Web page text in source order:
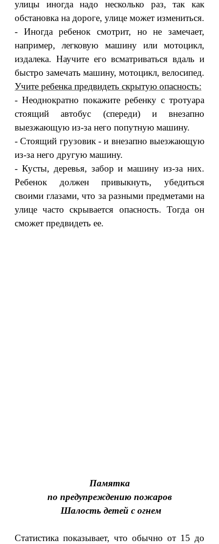
улицы иногда надо несколько раз, так как
обстановка на дороге, улице может изме­ниться.
- Иногда ребенок смотрит, но не замечает,
например, легковую машину или мотоцикл,
издалека. Научите его всматриваться вдаль и
быстро замечать машину, мотоцикл, велосипед.
Учите ребенка предвидеть скрытую опасность:
- Неоднократно покажите ребенку с тротуара
стоящий автобус (спереди) и внезапно
выезжающую из-за него попутную машину.
- Стоящий грузовик - и внезапно выезжающую
из-за него дру­гую машину.
- Кусты, деревья, забор и машину из-за них.
Ребенок должен привыкнуть, убедиться
своими глазами, что за разными предмета­ми на
улице часто скрывается опасность. Тогда он
сможет предвидеть ее.
Памятка
по предупреждению пожаров
Шалость детей с огнем
Статистика показывает, что обычно от 15 до